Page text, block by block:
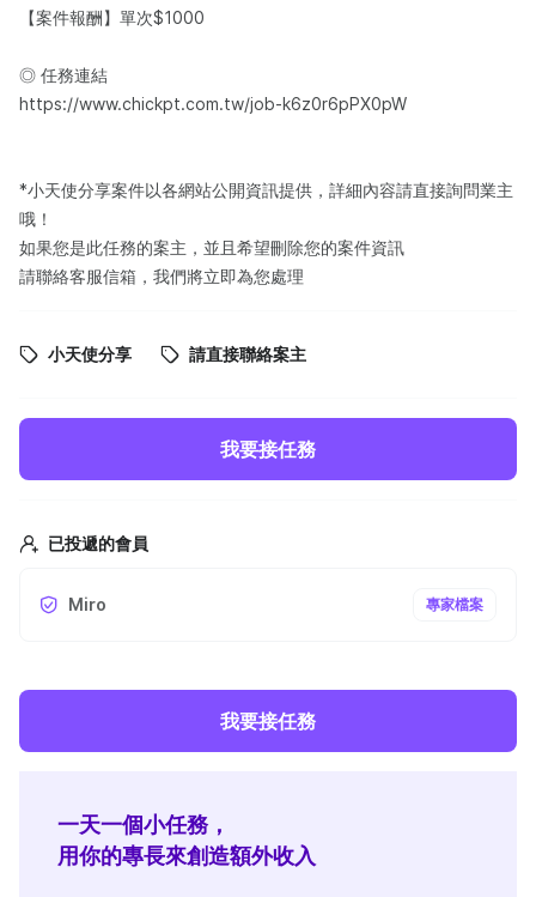
【案件報酬】單次$1000
◎ 任務連結
https://www.chickpt.com.tw/job-k6z0r6pPX0pW
*小天使分享案件以各網站公開資訊提供，詳細內容請直接詢問業主
哦！
如果您是此任務的案主，並且希望刪除您的案件資訊
請聯絡客服信箱，我們將立即為您處理
小天使分享 請直接聯絡案主
我要接任務
已投遞的會員
Miro 專家檔案
我要接任務
一天一個小任務，
用你的專長來創造額外收入